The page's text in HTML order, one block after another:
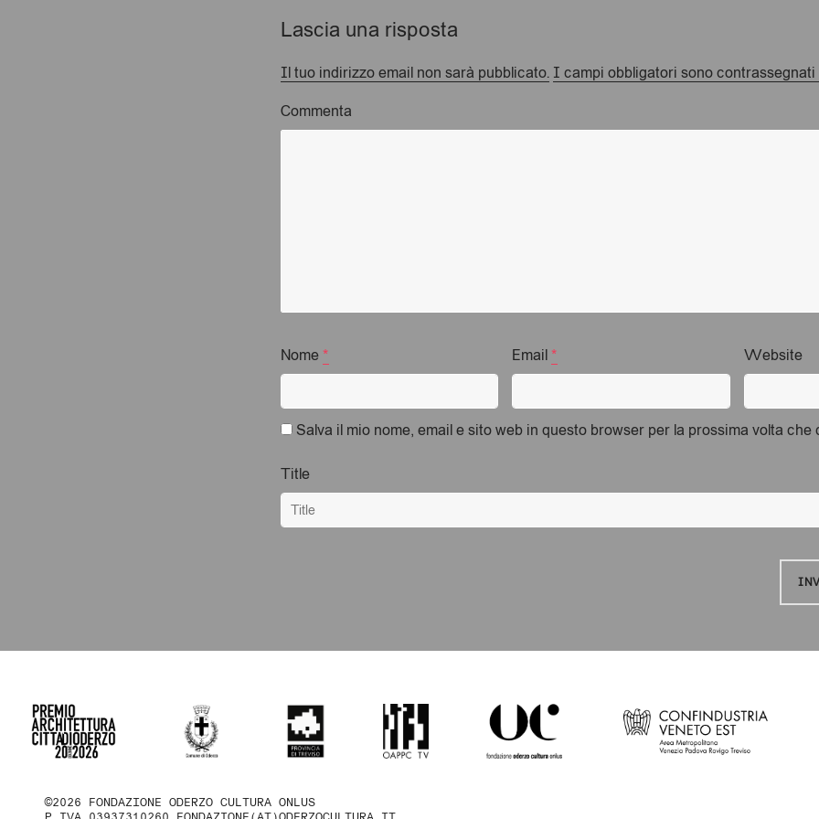
Lascia una risposta
Il tuo indirizzo email non sarà pubblicato. I campi obbligatori sono contrassegnati
Commenta
Nome * Email * Website
Salva il mio nome, email e sito web in questo browser per la prossima volta che
Title
©2026 FONDAZIONE ODERZO CULTURA ONLUS